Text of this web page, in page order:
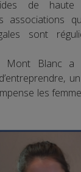
de
associations
sont
Mont Blanc a
les